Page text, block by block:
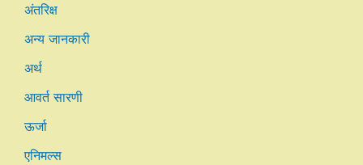
अंतरिक्ष
अन्य जानकारी
अर्थ
आवर्त सारणी
ऊर्जा
एनिमल्स